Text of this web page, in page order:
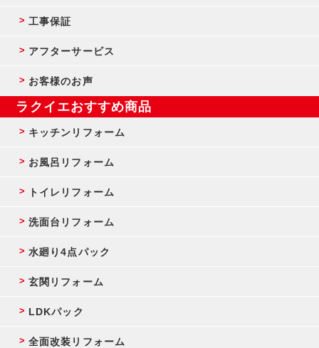
工事保証
アフターサービス
お客様のお声
ラクイエおすすめ商品
キッチンリフォーム
お風呂リフォーム
トイレリフォーム
洗面台リフォーム
水廻り4点パック
玄関リフォーム
LDKパック
全面改装リフォーム